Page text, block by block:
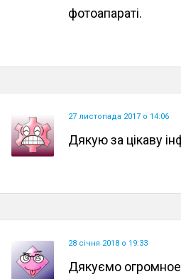
фотоапараті.
27 листопада 2017 о 14:06
Дякую за цікаву
28 січня 2018 о 19:33
Дякуємо